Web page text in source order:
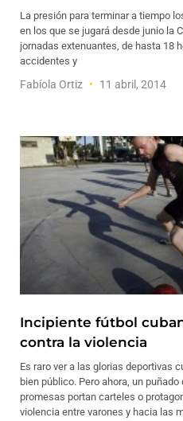
La presión para terminar a tiempo
en los que se jugará desde junio la
jornadas extenuantes, de hasta 18
accidentes y
Fabíola Ortiz 11 abril, 2014
Incipiente fútbol
contra la violencia
Es raro ver a las glorias deportivas
bien público. Pero ahora, un
promesas portan carteles o
violencia entre varones y hacia las